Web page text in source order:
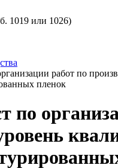
1019 или 1026)
работ по
пленок
по